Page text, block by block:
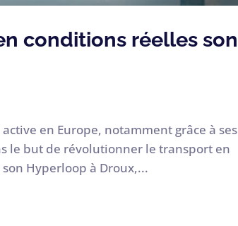
conditions réelles son
en Europe, notamment grâce à ses
le but de révolutionner le transport en
Hyperloop à Droux,...